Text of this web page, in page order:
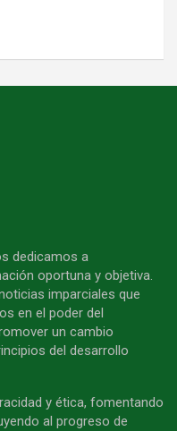
dedicamos a
oportuna y objetiva.
imparciales que
en el poder del
un cambio
del desarrollo
y ética, fomentando
al progreso de